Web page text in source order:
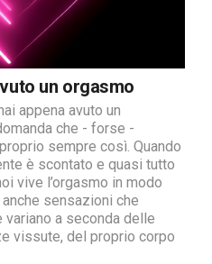
un orgasmo
appena avuto un
che - forse -
sempre così. Quando
è scontato e quasi tutto
vive l’orgasmo in modo
sensazioni che
a seconda delle
vissute, del proprio corpo